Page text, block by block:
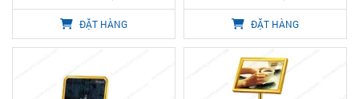
ĐẶT HÀNG ĐẶT HÀNG